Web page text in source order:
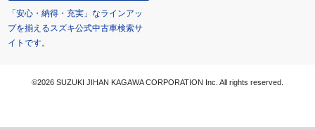
「安心・納得・充実」なラインアッ
プを揃えるスズキ公式中古車検索サ
イトです。
©2026 SUZUKI JIHAN KAGAWA CORPORATION Inc. All rights reserved.